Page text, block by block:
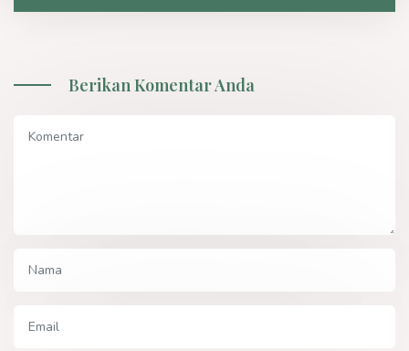
Berikan Komentar Anda